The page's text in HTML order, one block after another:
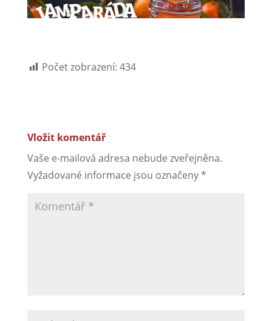
Počet zobrazení: 434
Vložit komentář
Vaše e-mailová adresa nebude zveřejněna.
Vyžadované informace jsou označeny*